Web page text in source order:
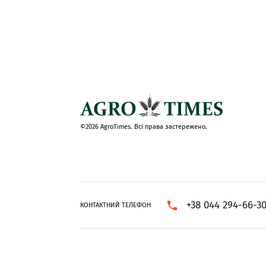
©2026 AgroTimes. Всі права застережено.
КОНТАКТНИЙ ТЕЛЕФОН +38 044 294-66-30